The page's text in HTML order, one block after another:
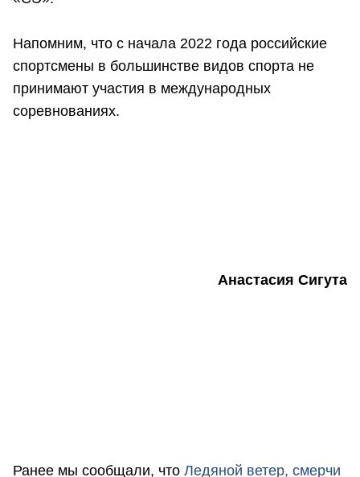
Напомним, что с начала 2022 года российские
спортсмены в большинстве видов спорта не
принимают участия в международных
соревнованиях.
Анастасия Сигута
Ранее мы сообщали, что Ледяной ветер, смерчи